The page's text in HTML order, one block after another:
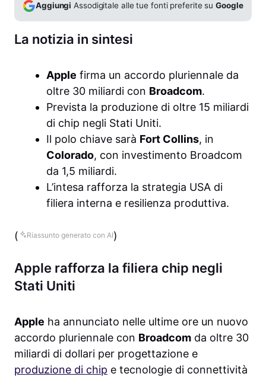
Aggiungi Assodigitale alle tue fonti preferite suGoogle
La notizia in sintesi
Apple firma un accordo pluriennale da
oltre 30 miliardi con Broadcom.
Prevista la produzione di oltre 15 miliardi
di chip negli Stati Uniti.
Il polo chiave sarà Fort Collins, in
Colorado, con investimento Broadcom
da 1,5 miliardi.
L’intesa rafforza la strategia USA di
filiera interna e resilienza produttiva.
( Riassunto generato con AI)
Apple rafforza la filiera chip negli
Stati Uniti
Apple ha annunciato nelle ultime ore un nuovo
accordo pluriennale con Broadcom da oltre 30
miliardi di dollari per progettazione e
produzione di chip e tecnologie di connettività